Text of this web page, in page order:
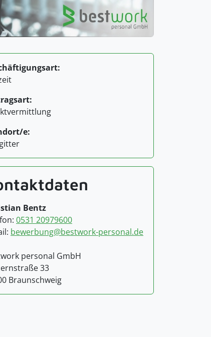
e:
Bentz
0531 20979600
bewerbung@bestwork-personal.de
personal GmbH
33
Braunschweig